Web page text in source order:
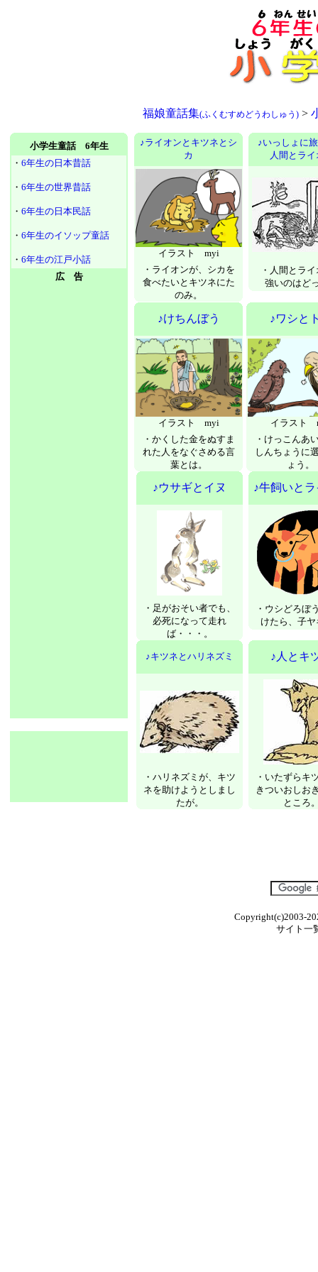
福娘童話集(ふくむすめどうわしゅう) >
小学生童話 6年生
・ 6年生の日本昔話
・ 6年生の世界昔話
・ 6年生の日本民話
・ 6年生のイソップ童話
・ 6年生の江戸小話
広 告
♪ライオンとキツネとシ
カ
イラスト myi
・ライオンが、シカを
食べたいとキツネにた
のみ。
♪いっしょに
人間とライ
・人間とラ
強いのはど
♪けちんぼう
イラスト myi
・かくした金をぬすま
れた人をなぐさめる言
葉とは。
♪ワシと
イラスト
・けっこんあ
しんちょうに
ょう。
♪ウサギとイヌ
・足がおそい者でも、
必死になって走れ
ば・・・。
♪牛飼いと
・ウシどろぼ
けたら、子ヤ
♪キツネとハリネズミ
・ハリネズミが、キツ
ネを助けようとしまし
たが。
♪人とキ
・いたずらキ
きついおしお
ところ
Copyright(c)2003-
サイト